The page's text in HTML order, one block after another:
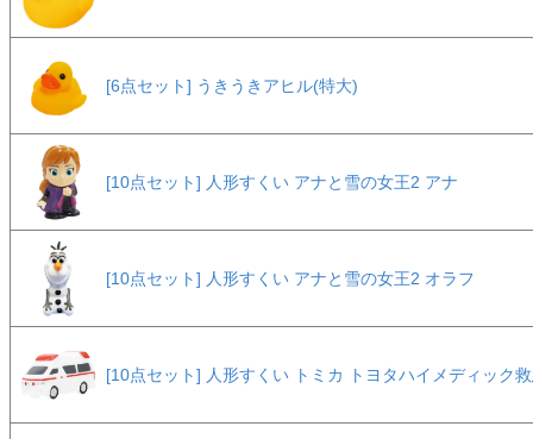
[6点セット] うきうきアヒル(特大)
[10点セット] 人形すくい アナと雪の女王2 アナ
[10点セット] 人形すくい アナと雪の女王2 オラフ
[10点セット] 人形すくい トミカ トヨタハイメディック